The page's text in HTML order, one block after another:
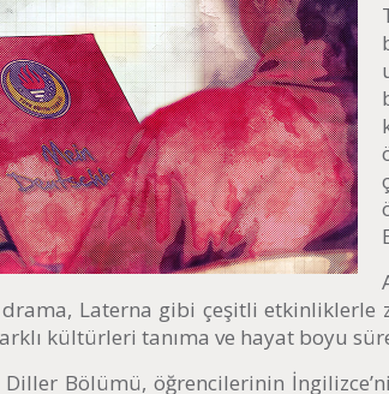
drama, Laterna gibi çeşitli
kültürleri tanıma ve hayat boyu
Diller Bölümü, öğrencilerinin